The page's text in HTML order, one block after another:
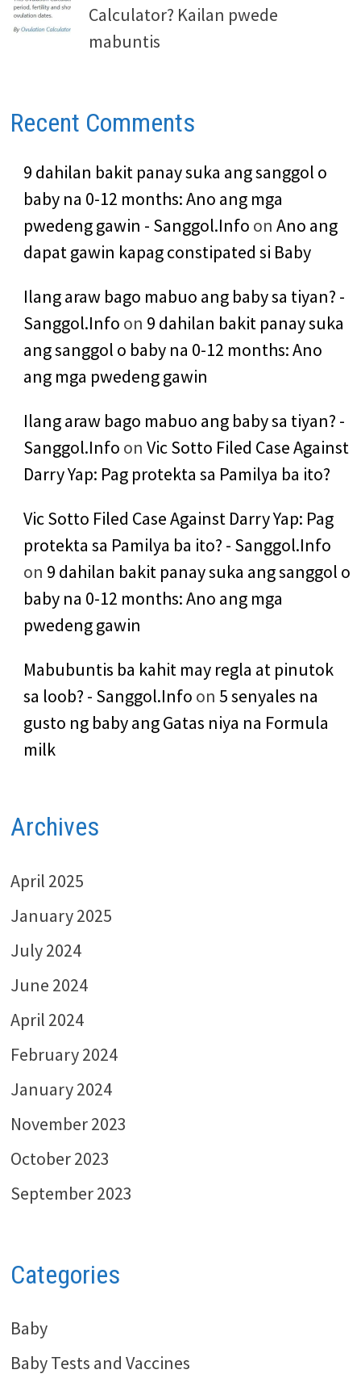
Calculator? Kailan pwede
mabuntis
Recent Comments
9 dahilan bakit panay suka ang sanggol o
baby na 0-12 months: Ano ang mga
pwedeng gawin - Sanggol.Info on Ano ang
dapat gawin kapag constipated si Baby
Ilang araw bago mabuo ang baby sa tiyan? -
Sanggol.Info on 9 dahilan bakit panay suka
ang sanggol o baby na 0-12 months: Ano
ang mga pwedeng gawin
Ilang araw bago mabuo ang baby sa tiyan? -
Sanggol.Info on Vic Sotto Filed Case Against
Darry Yap: Pag protekta sa Pamilya ba ito?
Vic Sotto Filed Case Against Darry Yap: Pag
protekta sa Pamilya ba ito? - Sanggol.Info
on 9 dahilan bakit panay suka ang sanggol o
baby na 0-12 months: Ano ang mga
pwedeng gawin
Mabubuntis ba kahit may regla at pinutok
sa loob? - Sanggol.Info on 5 senyales na
gusto ng baby ang Gatas niya na Formula
milk
Archives
April 2025
January 2025
July 2024
June 2024
April 2024
February 2024
January 2024
November 2023
October 2023
September 2023
Categories
Baby
Baby Tests and Vaccines